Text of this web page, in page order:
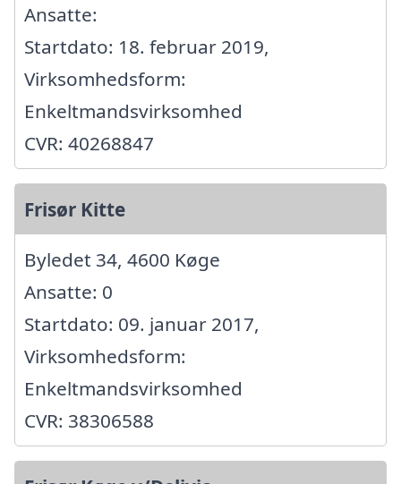
Ansatte:
Startdato: 18. februar 2019,
Virksomhedsform:
Enkeltmandsvirksomhed
CVR: 40268847
Frisør Kitte
Byledet 34, 4600 Køge
Ansatte: 0
Startdato: 09. januar 2017,
Virksomhedsform:
Enkeltmandsvirksomhed
CVR: 38306588